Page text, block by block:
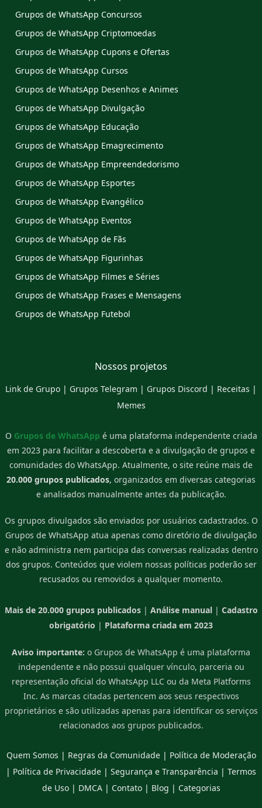
Grupos de WhatsApp Concursos
Grupos de WhatsApp Criptomoedas
Grupos de WhatsApp Cupons e Ofertas
Grupos de WhatsApp Cursos
Grupos de WhatsApp Desenhos e Animes
Grupos de WhatsApp Divulgação
Grupos de WhatsApp Educação
Grupos de WhatsApp Emagrecimento
Grupos de WhatsApp Empreendedorismo
Grupos de WhatsApp Esportes
Grupos de WhatsApp Evangélico
Grupos de WhatsApp Eventos
Grupos de WhatsApp de Fãs
Grupos de WhatsApp Figurinhas
Grupos de WhatsApp Filmes e Séries
Grupos de WhatsApp Frases e Mensagens
Grupos de WhatsApp Futebol
Nossos projetos
Link de Grupo | Grupos Telegram | Grupos Discord | Receitas |
Memes
O Grupos de WhatsApp é uma plataforma independente criada
em 2023 para facilitar a descoberta e a divulgação de grupos e
comunidades do WhatsApp. Atualmente, o site reúne mais de
20.000 grupos publicados, organizados em diversas categorias
e analisados manualmente antes da publicação.
Os grupos divulgados são enviados por usuários cadastrados. O
Grupos de WhatsApp atua apenas como diretório de divulgação
e não administra nem participa das conversas realizadas dentro
dos grupos. Conteúdos que violem nossas políticas poderão ser
recusados ou removidos a qualquer momento.
Mais de 20.000 grupos publicados| Análise manual| Cadastro
obrigatório | Plataforma criada em 2023
Aviso importante: o Grupos de WhatsApp é uma plataforma
independente e não possui qualquer vínculo, parceria ou
representação oficial do WhatsApp LLC ou da Meta Platforms
Inc. As marcas citadas pertencem aos seus respectivos
proprietários e são utilizadas apenas para identificar os serviços
relacionados aos grupos publicados.
Quem Somos | Regras da Comunidade| Política de Moderação
| Política de Privacidade | Segurança e Transparência | Termos
de Uso| DMCA| Contato| Blog | Categorias